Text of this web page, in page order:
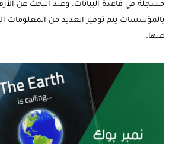
مسجلة في قاعدة البيانات. وعند البحث عن
بالمؤسسات يتم توفير العديد من المعلومات
عنها.